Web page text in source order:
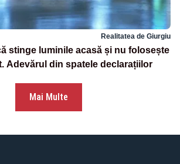
Realitatea de Giurgiu
stinge luminile acasă și nu folosește
Adevărul din spatele declarațiilor
Mai Multe